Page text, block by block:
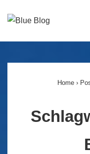
Zum
Navigation
Home ›